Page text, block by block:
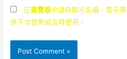
在瀏覽器中儲存顯示名稱、電子
供下次發佈留言時使用。